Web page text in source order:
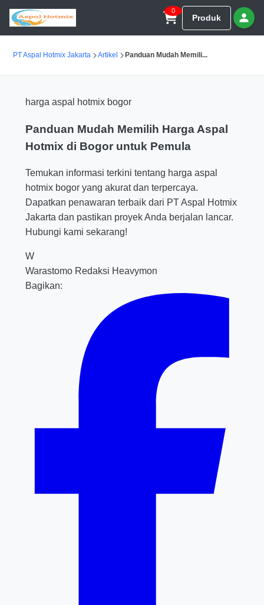
0
Produk
PT Aspal Hotmix Jakarta Artikel Panduan Mudah Memili...
harga aspal hotmix bogor
Panduan Mudah Memilih Harga Aspal
Hotmix di Bogor untuk Pemula
Temukan informasi terkini tentang harga aspal
hotmix bogor yang akurat dan terpercaya.
Dapatkan penawaran terbaik dari PT Aspal Hotmix
Jakarta dan pastikan proyek Anda berjalan lancar.
Hubungi kami sekarang!
W
Warastomo Redaksi Heavymon
Bagikan: